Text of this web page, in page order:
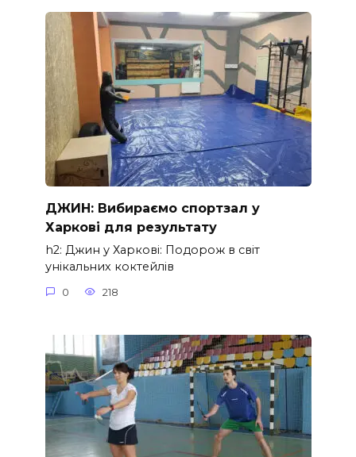
ДЖИН: Вибираємо спортзал у
Харкові для результату
h2: Джин у Харкові: Подорож в світ
унікальних коктейлів
0 218